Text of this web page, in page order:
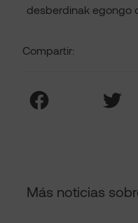
Compartir:
Facebook Twitter
desberdinak egongo
Más noticias